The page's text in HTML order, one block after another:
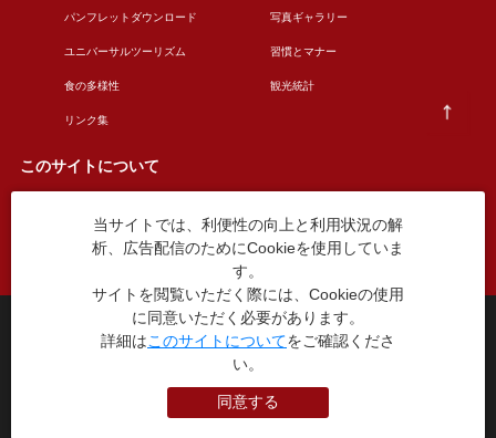
パンフレットダウンロード 写真ギャラリー
ユニバーサルツーリズム 習慣とマナー
食の多様性 観光統計
リンク集
このサイトについて
このサイトについて 広告掲載について
お問い合わせ
台東区役所観光課
〒110-8615 東京都台東区東上野4丁目5番6号
TEL：03-5246-1151
本WEBサイトに掲就されている全データについて無断転載・引用を禁じます。
当サイトでは、利便性の向上と利用状況の解
析、広告配信のためにCookieを使用していま
す。
サイトを閲覧いただく際には、Cookieの使用
に同意いただく必要があります。
詳細はこのサイトについてをご確認くださ
い。
同意する